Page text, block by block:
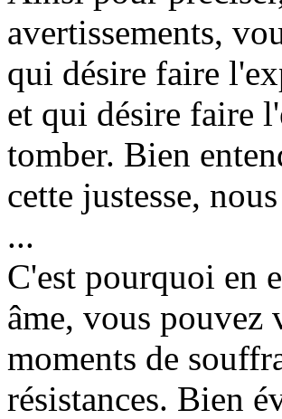
avertissements,
qui désire faire
et qui désire faire
tomber. Bien
cette justesse,
...
C'est pourquoi en
âme, vous pouvez
moments de
résistances. Bien